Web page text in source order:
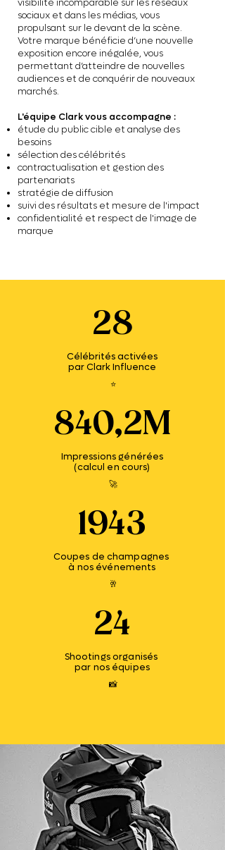
visibilité incomparable sur les réseaux
sociaux et dans les médias, vous
propulsant sur le devant de la scène.
Votre marque bénéficie d’une nouvelle
exposition encore inégalée, vous
permettant d’atteindre de nouvelles
audiences et de conquérir de nouveaux
marchés.
L'équipe Clarkvous accompagne :
étude du public cible et analyse des
besoins
sélection des célébrités
contractualisation et gestion des
partenariats
stratégie de diffusion
suivi des résultats et mesure de l'impact
confidentialité et respect de l'image de
marque
28
Célébrités activées
par Clark Influence
⭐
840,2M
Impressions générées
(calcul en cours)
🚀
1943
Coupes de champagnes
à nos événements
🥂
24
Shootings organisés
par nos équipes
📸